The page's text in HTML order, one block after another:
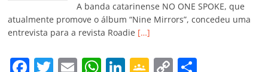
k ss
ro
o
m
ar
A banda catarinense NO ONE SPOKE, que
atualmente promove o álbum “Nine Mirrors”, concedeu uma
entrevista para a revista Roadie […]